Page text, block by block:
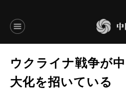
ENGLISH
ウクライナ戦争が
大化を招いている